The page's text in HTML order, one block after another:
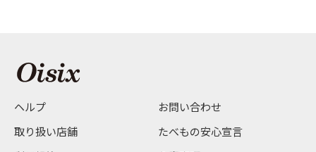
ヘルプ
お問い合わせ
取り扱い店舗
たべもの安心宣言